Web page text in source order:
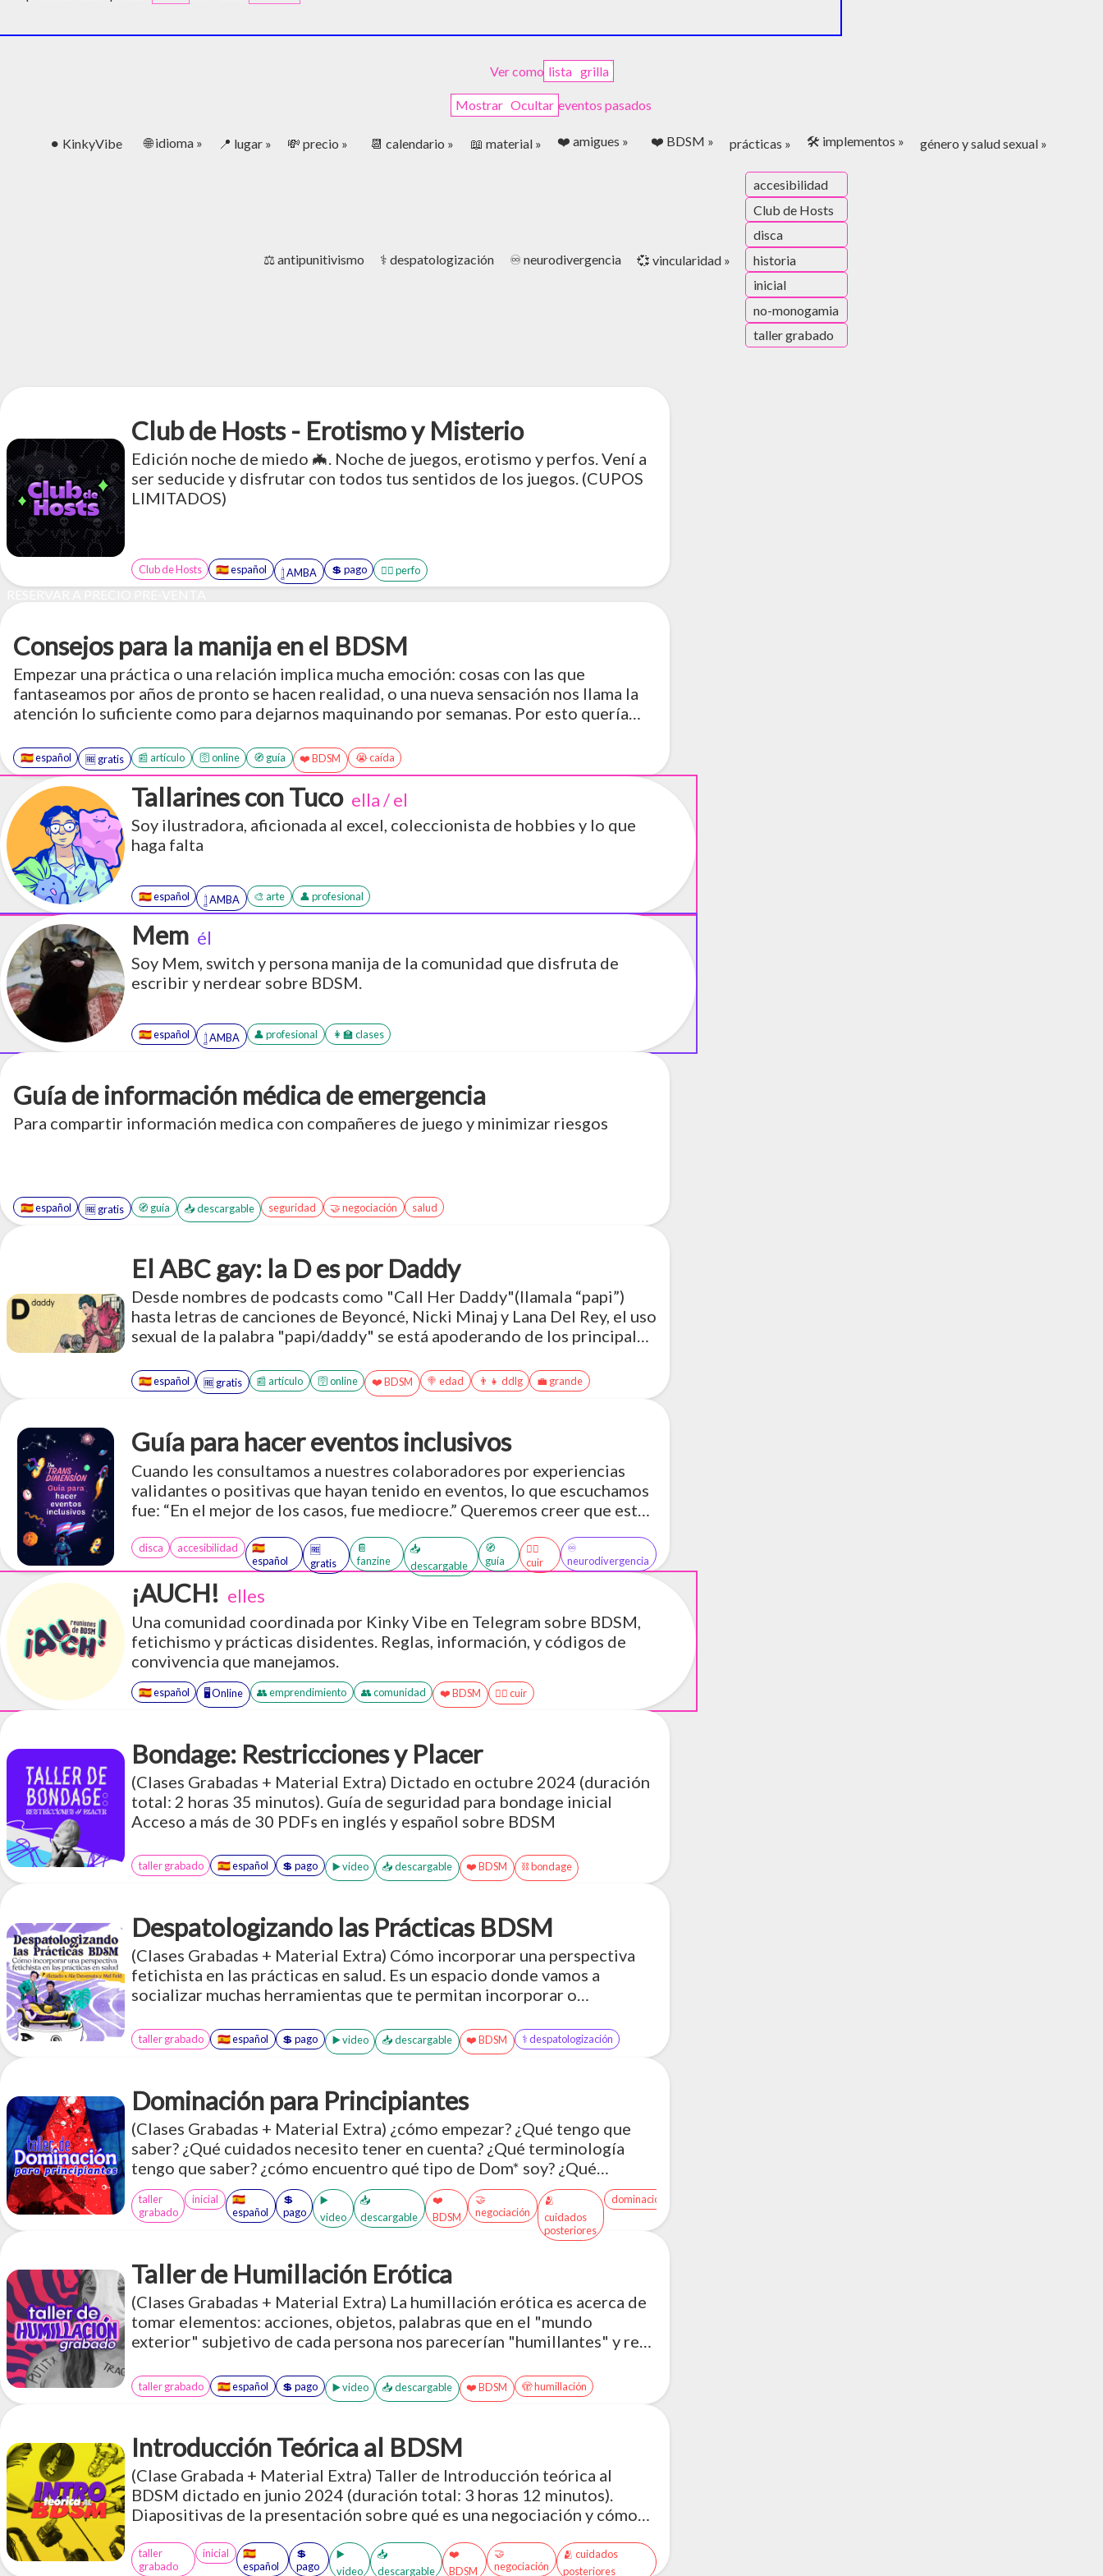
Ver como lista grilla
Mostrar Ocultar eventos pasados
⚫︎ KinkyVibe 🌐 idioma » 📍 lugar » 💸 precio » 📆 calendario » 📖 material » ❤️ amigues » ❤️ BDSM » prácticas » 🛠️ implementos » género y salud sexual »
⚖️ antipunitivismo ⚕️ despatologización ♾️ neurodivergencia 💞 vincularidad »
accesibilidad
Club de Hosts
disca
historia
inicial
no-monogamia
taller grabado
Club de Hosts - Erotismo y Misterio
Edición noche de miedo 🦇. Noche de juegos, erotismo y perfos. Vení a
ser seducide y disfrutar con todos tus sentidos de los juegos. (CUPOS
LIMITADOS)
Club de Hosts 🇪🇸 español 𓉶 AMBA 💲 pago 🤹‍♂️ perfo
Consejos para la manija en el BDSM
Empezar una práctica o una relación implica mucha emoción: cosas con las que
fantaseamos por años de pronto se hacen realidad, o una nueva sensación nos llama la
atención lo suficiente como para dejarnos maquinando por semanas. Por esto quería
🇪🇸 español 🆓 gratis 📰 artículo 🛜 online 🧭 guía ❤️ BDSM 😭 caída
Tallarines con Tuco ella / el
Soy ilustradora, aficionada al excel, coleccionista de hobbies y lo que
haga falta
🇪🇸 español 𓉶 AMBA 🎨 arte 👤 profesional
Mem él
Soy Mem, switch y persona manija de la comunidad que disfruta de
escribir y nerdear sobre BDSM.
🇪🇸 español 𓉶 AMBA 👤 profesional 👩‍🏫 clases
Guía de información médica de emergencia
Para compartir información medica con compañeres de juego y minimizar riesgos
🇪🇸 español 🆓 gratis 🧭 guía 📥 descargable seguridad 🤝 negociación salud
El ABC gay: la D es por Daddy
Desde nombres de podcasts como "Call Her Daddy"(llamala “papi”)
hasta letras de canciones de Beyoncé, Nicki Minaj y Lana Del Rey, el uso
sexual de la palabra "papi/daddy" se está apoderando de los principales
definitivamente no es tu padre no es exactamente nuevo. La gente ha
utilizado "papi/daddy" en escenarios sexys durante siglos, y la
cómo se utiliza hoy en día.
🇪🇸 español 🆓 gratis 📰 artículo 🛜 online ❤️ BDSM 🍭 edad 👨‍👧 ddlg 💼 grande
Guía para hacer eventos inclusivos
Cuando les consultamos a nuestres colaboradores por experiencias
validantes o positivas que hayan tenido en eventos, lo que escuchamos
fue: “En el mejor de los casos, fue mediocre.” Queremos creer que esto
falta de recursos y guia. Ojalá este fanzine ayude.
disca accesibilidad
🇪🇸
español
🆓
gratis
📔
fanzine
📥
descargable
🧭
guía
🏳️‍🌈
cuir
♾️
neurodivergencia
¡AUCH! elles
Una comunidad coordinada por Kinky Vibe en Telegram sobre BDSM,
fetichismo y prácticas disidentes. Reglas, información, y códigos de
convivencia que manejamos.
🇪🇸 español 🖥️ Online 👥 emprendimiento 👥 comunidad ❤️ BDSM 🏳️‍🌈 cuir
Bondage: Restricciones y Placer
(Clases Grabadas + Material Extra) Dictado en octubre 2024 (duración
total: 2 horas 35 minutos). Guía de seguridad para bondage inicial
Acceso a más de 30 PDFs en inglés y español sobre BDSM
taller grabado 🇪🇸 español 💲 pago ▶️ video 📥 descargable ❤️ BDSM ⛓️ bondage
Despatologizando las Prácticas BDSM
(Clases Grabadas + Material Extra) Cómo incorporar una perspectiva
fetichista en las prácticas en salud. Es un espacio donde vamos a
socializar muchas herramientas que te permitan incorporar o
específicamente desde los aportes de los colectivos kinky/BDSM, en
las prácticas relacionadas con la salud
taller grabado 🇪🇸 español 💲 pago ▶️ video 📥 descargable ❤️ BDSM ⚕️ despatologización
Dominación para Principiantes
(Clases Grabadas + Material Extra) ¿cómo empezar? ¿Qué tengo que
saber? ¿Qué cuidados necesito tener en cuenta? ¿Qué terminología
tengo que saber? ¿cómo encuentro qué tipo de Dom* soy? ¿Qué
prácticas existen? ¿Cómo tengo una dinámica? ¿Qué tipo de sumis* hay?
taller
grabado
inicial
🇪🇸
español
💲
pago
▶️
video
📥
descargable
❤️
BDSM
🤝
negociación
🫂
cuidados
posteriores
dominación
Taller de Humillación Erótica
(Clases Grabadas + Material Extra) La humillación erótica es acerca de
tomar elementos: acciones, objetos, palabras que en el "mundo
exterior" subjetivo de cada persona nos parecerían "humillantes" y re
apreciación, cuidado, aceptación y disfrute <3
taller grabado 🇪🇸 español 💲 pago ▶️ video 📥 descargable ❤️ BDSM 🫣 humillación
Introducción Teórica al BDSM
(Clase Grabada + Material Extra) Taller de Introducción teórica al
BDSM dictado en junio 2024 (duración total: 3 horas 12 minutos).
Diapositivas de la presentación sobre qué es una negociación y cómo
español sobre BDSM
taller
grabado
inicial
🇪🇸
español
💲
pago
▶️
video
📥
descargable
❤️
BDSM
🤝
negociación
🫂 cuidados
posteriores